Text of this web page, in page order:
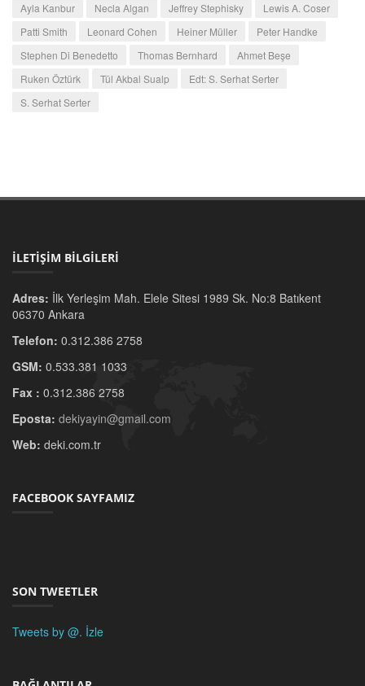
Ayla Kanbur
Necla Algan Jeffrey Stephisky
Lewis A. Coser
Patti Smith
Leonard Cohen Heiner Müller
Peter Handke
Stephen Di Benedetto
Thomas Bernhard
Ahmet Beşe
Ruken Öztürk
Tül Akbal Sualp
Edt: S. Serhat Serter
S. Serhat Serter
İLETİŞİM BİLGİLERİ
Adres: İlk Yerleşim Mah. Elele Sitesi 1989 Sk. No:8 Batıkent
06370 Ankara
Telefon: 0.312.386 2758
GSM: 0.533.381 1033
Fax : 0.312.386 2758
Eposta: dekiyayin@gmail.com
Web: deki.com.tr
FACEBOOK SAYFAMIZ
SON TWEETLER
Tweets by @. İzle